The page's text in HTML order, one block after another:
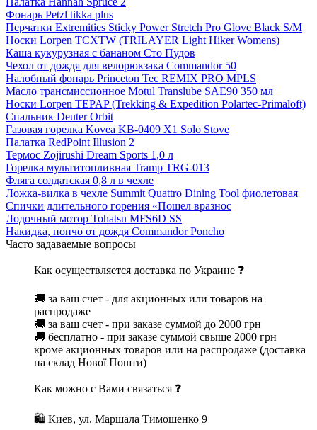
Фонарь Petzl tikka plus
Перчатки Extremities Sticky Power Stretch Pro Glove Black S/M
Носки Lorpen TCXTW (TRILAYER Light Hiker Womens)
Каша кукурузная с бананом Сто Пудов
Чехол от дождя для велорюкзака Commandor 50
Налобный фонарь Princeton Tec REMIX PRO MPLS
Масло трансмиссионное Motul Translube SAE90 350 мл
Носки Lorpen TEPAP (Trekking & Expedition Polartec-Primaloft)
Спальник Deuter Orbit
Газовая горелка Kovea KB-0409 X1 Solo Stove
Палатка RedPoint Illusion 2
Термос Zojirushi Dream Sports 1,0 л
Горелка мультитопливная Tramp TRG-013
Фляга солдатская 0,8 л в чехле
Ложка-вилка в чехле Summit Quattro Dining Tool фиолетовая
Спички длительного горения «Пошел вразнос
Лодочный мотор Tohatsu MFS6D SS
Накидка, пончо от дождя Commandor Poncho
Часто задаваемые вопросы
Как осуществляется доставка по Украине ❓
🚚 за ваш счет - для акционных или товаров на
распродаже
🚚 за ваш счет - при заказе суммой до 2000 грн
🚚 бесплатно - при заказе суммой свыше 2000 грн
кроме акционных товаров или на распродаже (доставка
на склад Нової Пошти)
Как можно с Вами связаться ❓
🛍 Киев, ул. Маршала Тимошенко 9